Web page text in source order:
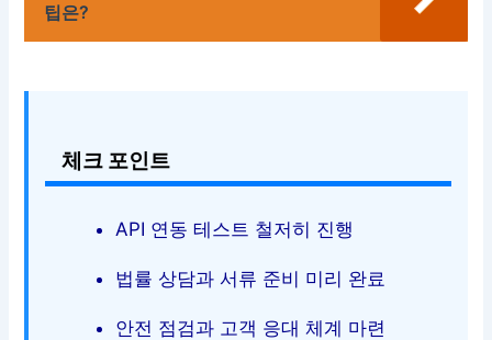
팁은?
체크 포인트
API 연동 테스트 철저히 진행
법률 상담과 서류 준비 미리 완료
안전 점검과 고객 응대 체계 마련